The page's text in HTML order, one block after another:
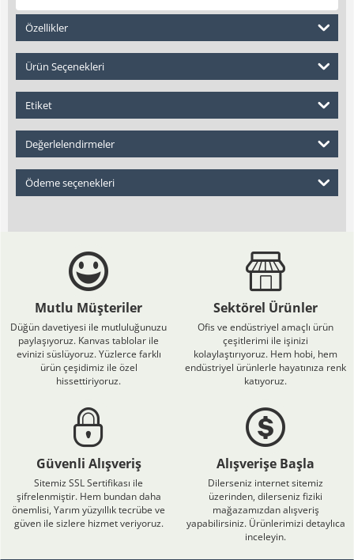
Özellikler
Ürün Seçenekleri
Etiket
Değerlelendirmeler
Ödeme seçenekleri
Mutlu Müşteriler
Düğün davetiyesi ile mutluluğunuzu
paylaşıyoruz. Kanvas tablolar ile
evinizi süslüyoruz. Yüzlerce farklı
ürün çeşidimiz ile özel
hissettiriyoruz.
Sektörel Ürünler
Ofis ve endüstriyel amaçlı ürün
çeşitlerimi ile işinizi
kolaylaştırıyoruz. Hem hobi, hem
endüstriyel ürünlerle hayatınıza renk
katıyoruz.
Güvenli Alışveriş
Sitemiz SSL Sertifikası ile
şifrelenmiştir. Hem bundan daha
önemlisi, Yarım yüzyıllık tecrübe ve
güven ile sizlere hizmet veriyoruz.
Alışverişe Başla
Dilerseniz internet sitemiz
üzerinden, dilerseniz fiziki
mağazamızdan alışveriş
yapabilirsiniz. Ürünlerimizi detaylıca
inceleyin.